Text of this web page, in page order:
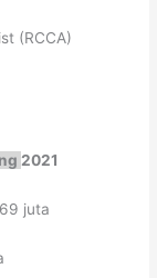
(RCCA)
2021
juta